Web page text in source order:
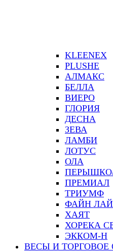
KLEENEX
PLUSHE
АЛМАКС
БЕЛЛА
ВИЕРО
ГЛОРИЯ
ДЕСНА
ЗЕВА
ЛАМБИ
ЛОТУС
ОЛА
ПРЕМИАЛ
ТРИУМФ
ФАЙН
ХАЯТ
ХОРЕКА
ЭККОМ-Н
ВЕСЫ И ТОРГОВОЕ